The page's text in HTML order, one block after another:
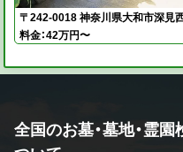
〒242-0018 神奈川県大和市深見
料金：42万円〜
全国のお墓・墓地・霊